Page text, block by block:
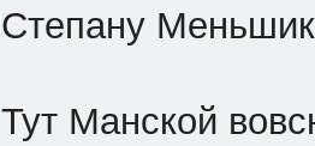
Степану
Тут Манской